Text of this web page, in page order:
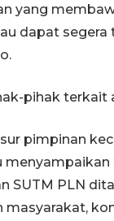
yang
dapat
pihak terkait
pimpinan
SUTM PLN